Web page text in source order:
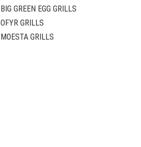
BIG GREEN EGG GRILLS
OFYR GRILLS
MOESTA GRILLS